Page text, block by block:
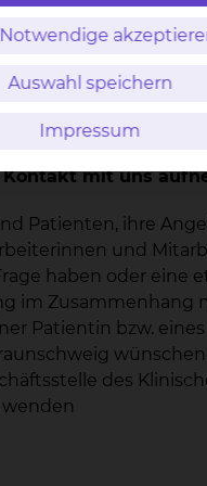
den Möglichkeiten
In solch
ist eine Beratung
oft hilfreich,
zu treffen.
Kontakt mit uns
Patienten, ihre
und
haben oder eine
im Zusammenhang
Patientin bzw.
des
Auswahl speichern
Impressum